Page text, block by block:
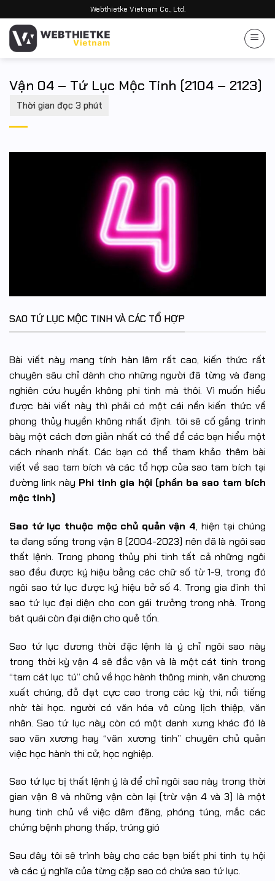
qua
dung
Webthietke Vietnam Co., Ltd.
Vận 04 – Tứ Lục Mộc Tinh (2104 – 2123)
SAO TỨ LỤC MỘC TINH VÀ CÁC TỔ HỢP
Bài viết này mang tính hàn lâm rất cao, kiến thức rất
chuyên sâu chỉ dành cho những người đã từng và đang
nghiên cứu huyền không phi tinh mà thôi. Vì muốn hiểu
được bài viết này thì phải có một cái nền kiến thức về
phong thủy huyền không nhất định. tôi sẽ cố gắng trình
bày một cách đơn giản nhất có thể để các bạn hiểu một
cách nhanh nhất. Các bạn có thể tham khảo thêm bài
viết về sao tam bích và các tổ hợp của sao tam bích tại
đường link này Phi tinh gia hội (phần ba sao tam bích
mộc tinh)
Sao tứ lục thuộc mộc chủ quản vận 4, hiện tại chúng
ta đang sống trong vận 8 (2004-2023) nên đã là ngôi sao
thất lệnh. Trong phong thủy phi tinh tất cả những ngôi
sao đều được ký hiệu bằng các chữ số từ 1-9, trong đó
ngôi sao tứ lục được ký hiệu bở số 4. Trong gia đình thì
sao tứ lục đại diện cho con gái trưởng trong nhà. Trong
bát quái còn đại diện cho quẻ tốn.
Sao tứ lục đương thời đặc lệnh là ý chỉ ngôi sao này
trong thời kỳ vận 4 sẽ đắc vận và là một cát tinh trong
“tam cát lục tú” chủ về học hành thông minh, văn chương
xuất chúng, đỗ đạt cực cao trong các kỳ thi, nổi tiếng
nhờ tài học. người có văn hóa vô cùng lịch thiệp, văn
nhân. Sao tứ lục này còn có một danh xưng khác đó là
sao văn xương hay “văn xương tinh” chuyên chủ quản
việc học hành thi cử, học nghiệp.
Sao tứ lục bị thất lệnh ý là để chỉ ngôi sao này trong thời
gian vận 8 và những vận còn lại (trừ vận 4 và 3) là một
hung tinh chủ về việc dâm đãng, phóng túng, mắc các
chứng bệnh phong thấp, trúng gió
Sau đây tôi sẽ trình bày cho các bạn biết phi tinh tụ hội
và các ý nghĩa của từng cặp sao có chứa sao tứ lục.